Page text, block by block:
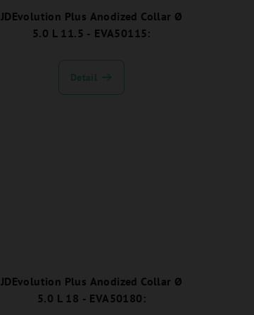
JDEvolution Plus Anodized Collar Ø
5.0 L 11.5 - EVA50115:
Detail
JDEvolution Plus Anodized Collar Ø
5.0 L 18 - EVA50180: